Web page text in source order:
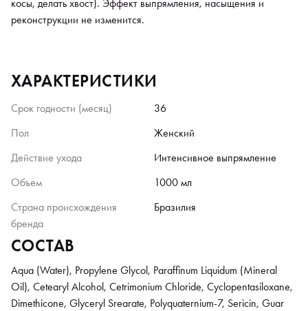
ХАРАКТЕРИСТИКИ
Срок годности (месяц)
36
Пол
Женский
Действие ухода
Интенсивное выпрямление
Объем
1000 мл
Страна происхождения
бренда
Бразилия
СОСТАВ
Aqua (Water), Propylene Glycol, Paraffinum Liquidum (Mineral
Oil), Cetearyl Alcohol, Cetrimonium Chloride, Cyclopentasiloxane,
Dimethicone, Glyceryl Srearate, Polyquaternium-7, Sericin, Guar